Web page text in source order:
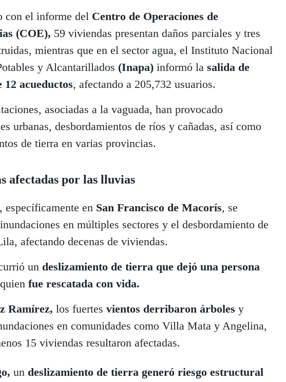
con el informe del Centro de Operaciones de
(COE), 59 viviendas presentan daños parciales y tres
mientras que en el sector agua, el Instituto Nacional
y Alcantarillados (Inapa) informó la salida de
12 acueductos, afectando a 205,732 usuarios.
asociadas a la vaguada, han provocado
urbanas, desbordamientos de ríos y cañadas, así como
de tierra en varias provincias.
afectadas por las lluvias
, específicamente en San Francisco de Macorís, se
en múltiples sectores y el desbordamiento de
afectando decenas de viviendas.
un deslizamiento de tierra que dejó una persona
fue rescatada con vida.
Ramírez, los fuertes vientos derribaron árboles y
en comunidades como Villa Mata y Angelina,
15 viviendas resultaron afectadas.
un deslizamiento de tierra generó riesgo estructural